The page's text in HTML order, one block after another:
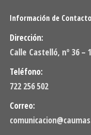
Información de Contacto
Dirección:
Calle Castelló, nº 36 –
Teléfono:
722 256 502
Correo: